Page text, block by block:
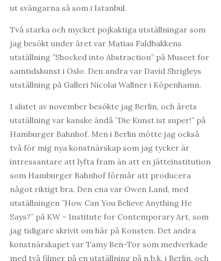
ut svängarna så som i Istanbul.
Två starka och mycket pojkaktiga utställningar som
jag besökt under året var Matias Faldbakkens
utställning ”Shocked into Abstraction” på Museet for
samtidskunst i Oslo. Den andra var David Shrigleys
utställning på Galleri Nicolai Wallner i Köpenhamn.
I slutet av november besökte jag Berlin, och årets
utställning var kanske ändå ”Die Kunst ist super!” på
Hamburger Bahnhof. Men i Berlin mötte jag också
två för mig nya konstnärskap som jag tycker är
intressantare att lyfta fram än att en jätteinstitution
som Hamburger Bahnhof förmår att producera
något riktigt bra. Den ena var Owen Land, med
utställningen ”How Can You Believe Anything He
Says?” på KW – Institute for Contemporary Art, som
jag tidigare skrivit om här på Konsten. Det andra
konstnärskapet var Tamy Ben-Tor som medverkade
med två filmer på en utställning på n.b.k. i Berlin, och